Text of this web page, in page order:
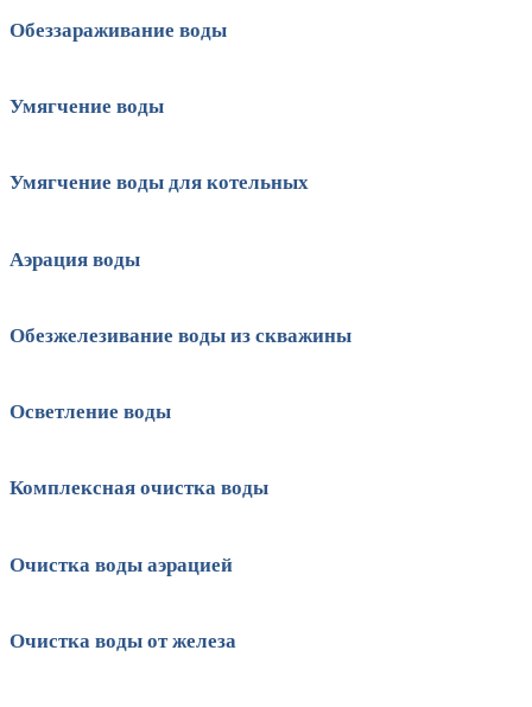
Обеззараживание воды
Умягчение воды
Умягчение воды для котельных
Аэрация воды
Обезжелезивание воды из скважины
Осветление воды
Комплексная очистка воды
Очистка воды аэрацией
Очистка воды от железа